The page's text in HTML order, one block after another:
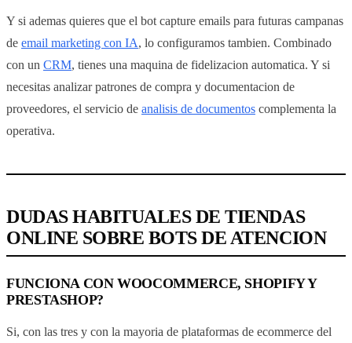
Y si ademas quieres que el bot capture emails para futuras campanas
de email marketing con IA, lo configuramos tambien. Combinado
con un CRM, tienes una maquina de fidelizacion automatica. Y si
necesitas analizar patrones de compra y documentacion de
proveedores, el servicio de analisis de documentos complementa la
operativa.
DUDAS HABITUALES DE TIENDAS
ONLINE SOBRE BOTS DE ATENCION
FUNCIONA CON WOOCOMMERCE, SHOPIFY Y
PRESTASHOP?
Si, con las tres y con la mayoria de plataformas de ecommerce del